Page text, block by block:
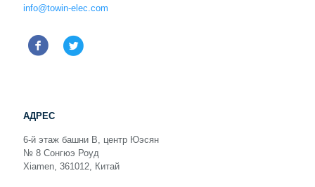
info@towin-elec.com
АДРЕС
6-й этаж башни B, центр Юэсян
№ 8 Сонгюэ Роуд
Xiamen, 361012, Китай